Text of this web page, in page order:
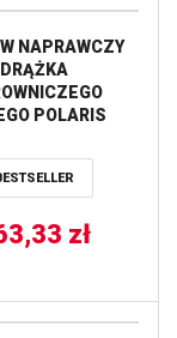
NAPRAWCZY
DRĄŻKA
POLARIS
800 (12) ALL
BALLS
zł